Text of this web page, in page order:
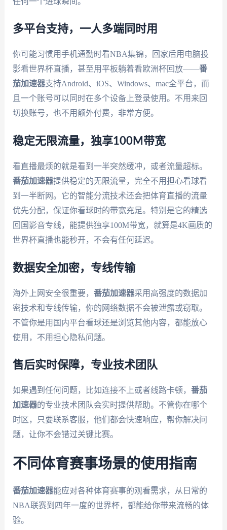
多平台支持，一人多端同时用
你可能习惯用手机通勤时看NBA集锦，回家后用电脑投
影看世界杯直播，甚至用平板躺着看欧洲杯回放——番
茄加速器支持Android、iOS、Windows、mac全平台，而
且一个账号可以同时在多个设备上登录使用。不用来回
切换账号，也不用额外付费，非常方便。
稳定无限流量，独享100M带宽
看直播最烦的就是看到一半突然缓冲，或者流量超标。
番茄加速器提供稳定的无限流量，完全不用担心看球看
到一半断网。它的智能分流技术还会把体育直播的流量
优先分配，保证你看球时的带宽充足。特别是它的精选
回国影音专线，能提供独享100M带宽，就算是4K画质的
世界杯直播也能秒开，不会有任何延迟。
数据安全加密，专线传输
海外上网安全很重要， 番茄加速器采用高强度的数据加
密技术和专线传输，你的网络数据不会被泄露或窃取。
不管你是用国内平台看球还是浏览其他内容，都能放心
使用，不用担心隐私问题。
售后实时保障，专业技术团队
如果遇到任何问题，比如连接不上或者线路卡顿， 番茄
加速器的专业技术团队会实时提供帮助。不管你在哪个
时区，只要联系客服，他们都会快速响应，帮你解决问
题，让你不会错过关键比赛。
不同体育赛事场景的使用指南
番茄加速器能应对各种体育赛事的观看需求，从日常的
NBA联赛到四年一度的世界杯，都能给你带来流畅的体
验。